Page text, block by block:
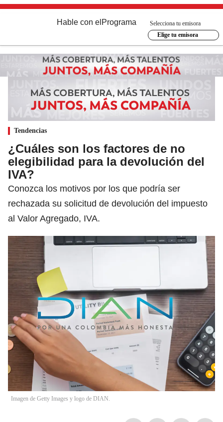
Hable con el Programa
Selecciona tu emisora
Elige tu emisora
Tendencias
¿Cuáles son los factores de no
elegibilidad para la devolución del
IVA?
Conozca los motivos por los que podría ser
rechazada su solicitud de devolución del impuesto
al Valor Agregado, IVA.
Imagen de Getty Images y logo de DIAN.